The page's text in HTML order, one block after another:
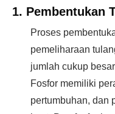
1. Pembentukan
Proses
pemeliharaan
jumlah cukup
Fosfor memiliki
pertumbuhan, dan